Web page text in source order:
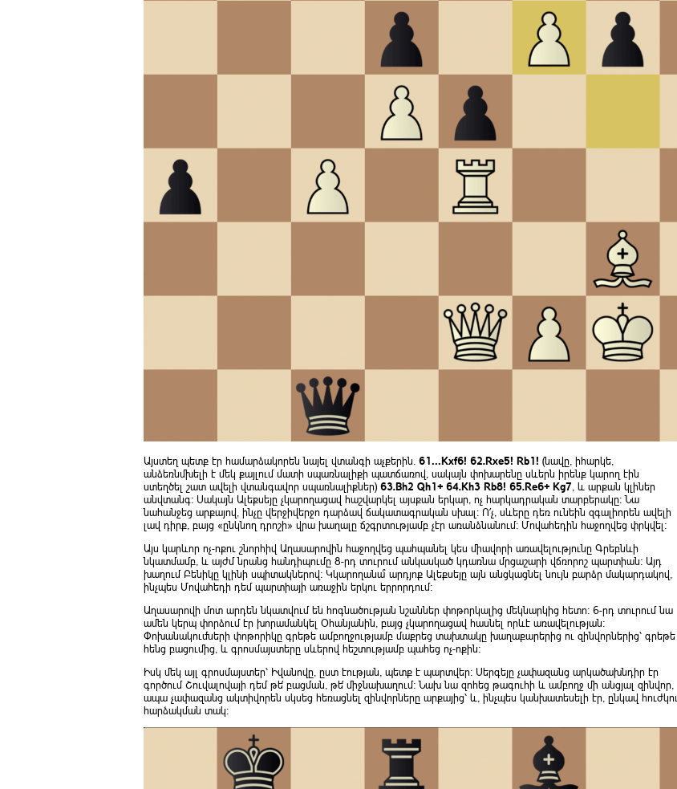
Այստեղ պետք էր համարձակորեն նայել վտանգի աչքերին․ 61…Kxf6! 62.Rxe5! Rb1! (նավը, իհարկե,
անձեռնմխելի է մեկ քայլում մատի սպառնալիքի պատճառով, սակայն փոխարենը սևերն իրենք կարող էին
ստեղծել շատ ավելի վտանգավոր սպառնալիքներ) 63.Bh2 Qh1+ 64.Kh3 Rb8! 65.Re6+ Kg7, և արքան կլիներ
անվտանգ։ Սակայն Ալեքսեյը չկարողացավ հաշվարկել այսքան երկար, ոչ հարկադրական տարբերակը։ Նա
նահանջեց արքայով, ինչը վերջիվերջո դարձավ ճակատագրական սխալ։ Ո՛չ, սևերը դեռ ունեին զգալիորեն ավելի
լավ դիրք, բայց «ընկնող դրոշի» վրա խաղալը ճշգրտությամբ չէր առանձնանում։ Մովահեդին հաջողվեց փրկվել։
Այս կարևոր ոչ-ոքու շնորհիվ Աղասարովին հաջողվեց պահպանել կես միավորի առավելությունը Գրեբնևի
նկատմամբ, և այժմ նրանց հանդիպումը 8-րդ տուրում անկասկած կդառնա մրցաշարի վճռորոշ պարտիան։ Այդ
խաղում Բենիկը կլինի սպիտակներով։ Կկարողանա՞ արդյոք Ալեքսեյը այն անցկացնել նույն բարձր մակարդակով,
ինչպես Մովահեդի դեմ պարտիայի առաջին երկու երրորդում։
Աղասարովի մոտ արդեն նկատվում են հոգնածության նշաններ փոթորկալից մեկնարկից հետո։ 6-րդ տուրում նա
ամեն կերպ փորձում էր խորամանկել Օհանյանին, բայց չկարողացավ հասնել որևէ առավելության։
Փոխանակումների փոթորիկը գրեթե ամբողջությամբ մաքրեց տախտակը խաղաքարերից ու զինվորներից՝ գրեթե
հենց բացումից, և գրոսմայստերը սևերով հեշտությամբ պահեց ոչ-ոքին։
Իսկ մեկ այլ գրոսմայստեր՝ Իվանովը, ըստ էության, պետք է պարտվեր։ Սերգեյը չափազանց արկածախնդիր էր
գործում Շուվալովայի դեմ թե՛ բացման, թե՛ միջնախաղում։ Նախ նա զոհեց թագուհի և ամբողջ մի անցյալ զինվոր,
ապա չափազանց ակտիվորեն սկսեց հեռացնել զինվորները արքայից՝ և, ինչպես կանխատեսելի էր, ընկավ հուժկու
հարձակման տակ։